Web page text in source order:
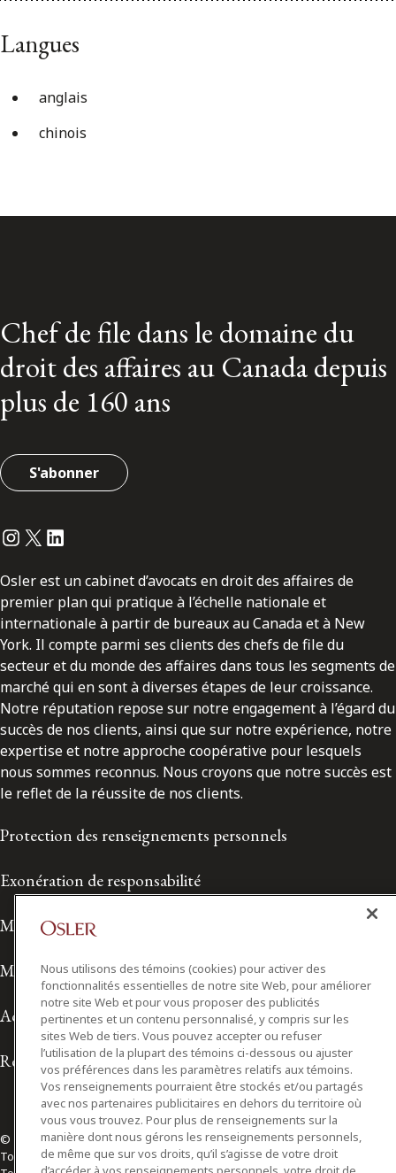
Langues
anglais
chinois
Chef de file dans le domaine du
droit des affaires au Canada depuis
plus de 160 ans
S'abonner
Instagram
Twitter
LinkedIn
Osler est un cabinet d’avocats en droit des affaires de
premier plan qui pratique à l’échelle nationale et
internationale à partir de bureaux au Canada et à New
York. Il compte parmi ses clients des chefs de file du
secteur et du monde des affaires dans tous les segments de
marché qui en sont à diverses étapes de leur croissance.
Notre réputation repose sur notre engagement à l’égard du
succès de nos clients, ainsi que sur notre expérience, notre
expertise et notre approche coopérative pour lesquels
nous sommes reconnus. Nous croyons que notre succès est
le reflet de la réussite de nos clients.
Protection des renseignements personnels
Exonération de responsabilité
Modalités de prestation de services
Modalités d'utilisation
Accessibilité
Relations avec les médias
© 2026 Osler, Hoskin & Harcourt S.E.N.C.R.L./s.r.l.
Tous droits réservés
Nous utilisons des témoins (cookies) pour activer des
fonctionnalités essentielles de notre site Web, pour améliorer
notre site Web et pour vous proposer des publicités
pertinentes et un contenu personnalisé, y compris sur les
sites Web de tiers. Vous pouvez accepter ou refuser
l’utilisation de la plupart des témoins ci-dessous ou ajuster
vos préférences dans les paramètres relatifs aux témoins.
Vos renseignements pourraient être stockés et/ou partagés
avec nos partenaires publicitaires en dehors du territoire où
vous vous trouvez. Pour plus de renseignements sur la
manière dont nous gérons les renseignements personnels,
de même que sur vos droits, qu’il s’agisse de votre droit